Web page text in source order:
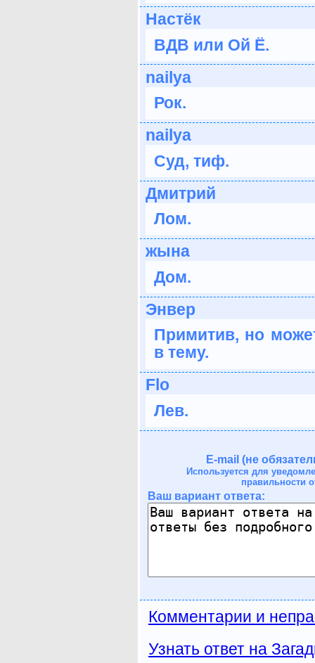
Настёк
ВДВ или Ой Ё.
nailya
Рок.
nailya
Суд, тиф.
Дмитрий
Лом.
жына
Дом.
Энвер
Примитив, но
в тему.
Flo
Лев.
E-mail (не
Используется для
правильности
Ваш вариант ответа:
Комментарии и
Узнать ответ на